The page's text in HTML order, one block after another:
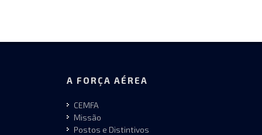
A FORÇA AÉREA
CEMFA
Missão
Postos e Distintivos